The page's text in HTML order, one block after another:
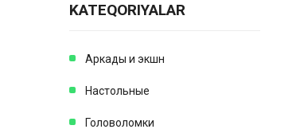
KATEQORIYALAR
Аркады и экшн
Настольные
Головоломки